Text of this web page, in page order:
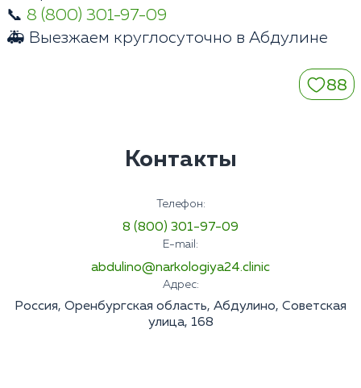
📞 8 (800) 301-97-09
🚑 Выезжаем круглосуточно в Абдулине
88
Контакты
Телефон:
8 (800) 301-97-09
E-mail:
abdulino@narkologiya24.clinic
Адрес:
Россия, Оренбургская область, Абдулино, Советская
улица, 168